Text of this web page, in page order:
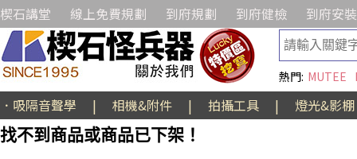
楔石講堂 線上免費規劃 到府規劃 到府健檢 到府安裝
熱門: MUTEE
．吸隔音聲學 | 相機&附件 | 拍攝工具 |
燈光&影棚
找不到商品或商品已下架！